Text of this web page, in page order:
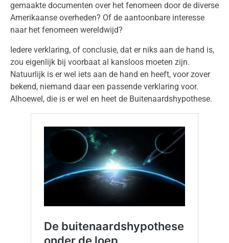
gemaakte documenten over het fenomeen door de diverse
Amerikaanse overheden? Of de aantoonbare interesse
naar het fenomeen wereldwijd?
Iedere verklaring, of conclusie, dat er niks aan de hand is,
zou eigenlijk bij voorbaat al kansloos moeten zijn.
Natuurlijk is er wel iets aan de hand en heeft, voor zover
bekend, niemand daar een passende verklaring voor.
Alhoewel, die is er wel en heet de Buitenaardshypothese.